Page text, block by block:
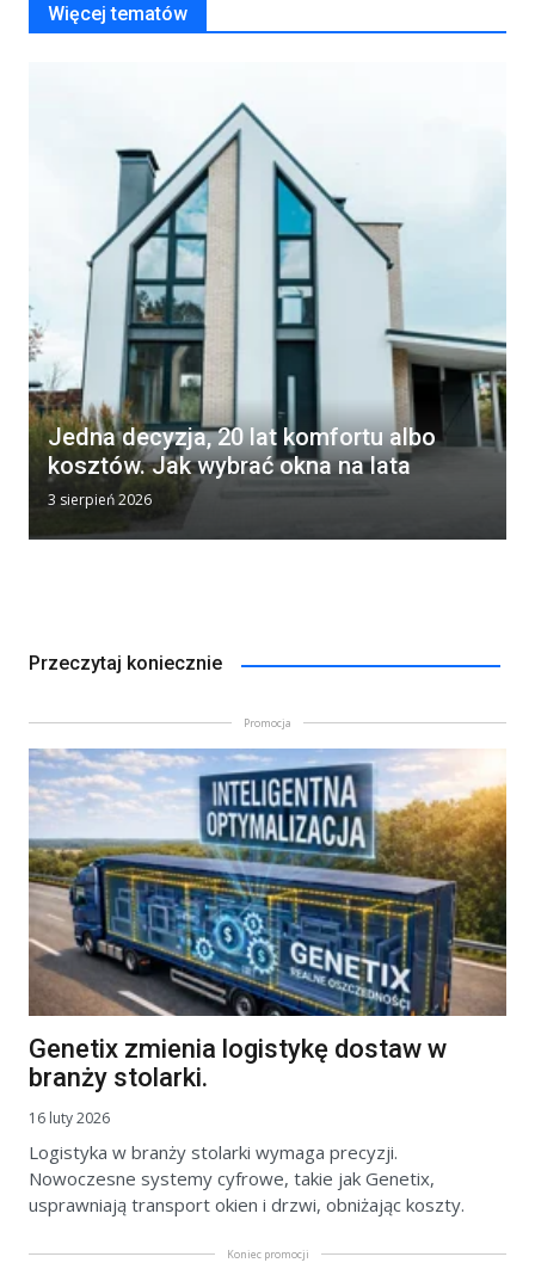
Więcej tematów
Jedna decyzja, 20 lat komfortu albo
kosztów. Jak wybrać okna na lata
3 sierpień 2026
Przeczytaj koniecznie
Promocja
Genetix zmienia logistykę dostaw w
branży stolarki.
16 luty 2026
Logistyka w branży stolarki wymaga precyzji.
Nowoczesne systemy cyfrowe, takie jak Genetix,
usprawniają transport okien i drzwi, obniżając koszty.
Koniec promocji